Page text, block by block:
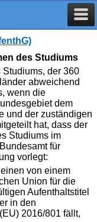
des Studiums
Studiums, der 360
abweichend
wenn die
dem
und der zuständigen
hat, dass der
Studiums im
für
vorlegt:
von einem
Union für die
Aufenthaltstitel
in den
2016/801 fällt,